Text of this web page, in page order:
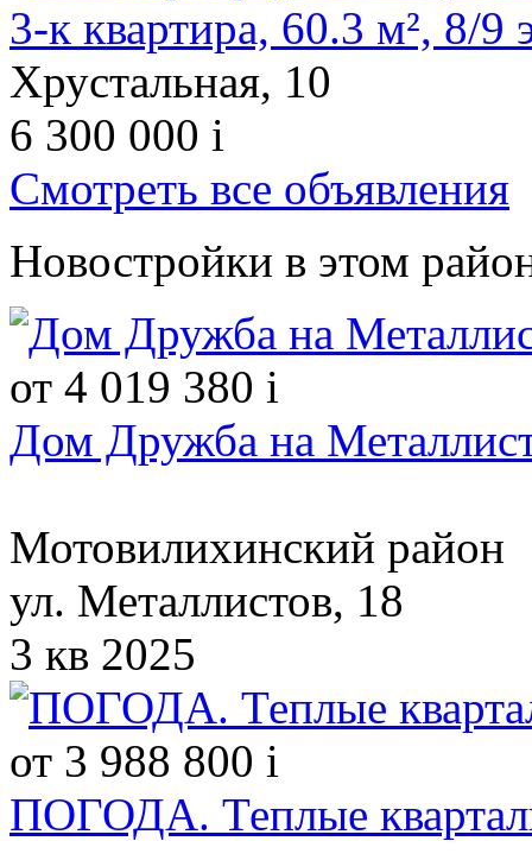
3-к квартира, 60.3 м², 8/9
Хрустальная, 10
6 300 000 i
Смотреть все объявления
Новостройки в этом
от 4 019 380 i
Дом Дружба на
Мотовилихинский район
ул. Металлистов, 18
3 кв 2025
от 3 988 800 i
ПОГОДА. Теплые